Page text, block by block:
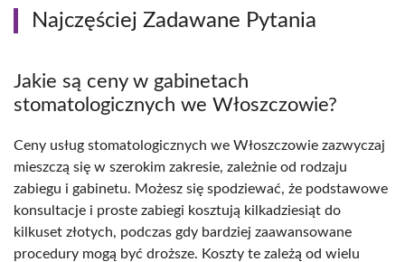
Najczęściej Zadawane Pytania
Jakie są ceny w gabinetach
stomatologicznych we Włoszczowie?
Ceny usług stomatologicznych we Włoszczowie zazwyczaj
mieszczą się w szerokim zakresie, zależnie od rodzaju
zabiegu i gabinetu. Możesz się spodziewać, że podstawowe
konsultacje i proste zabiegi kosztują kilkadziesiąt do
kilkuset złotych, podczas gdy bardziej zaawansowane
procedury mogą być droższe. Koszty te zależą od wielu